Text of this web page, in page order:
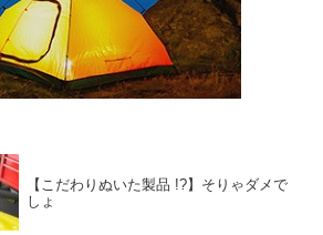
【こだわりぬいた製品 !?】そりゃダメで
しょ